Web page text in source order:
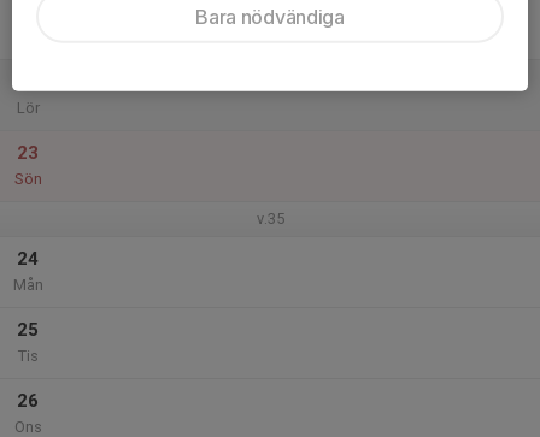
Lör
23
Sön
v.35
24
Mån
25
Tis
26
Ons
Bara nödvändiga